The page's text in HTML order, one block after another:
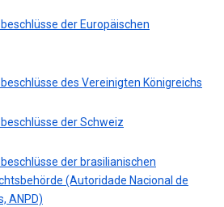
der Europäischen
des Vereinigten Königreichs
der Schweiz
der brasilianischen
(Autoridade Nacional de
ANPD)